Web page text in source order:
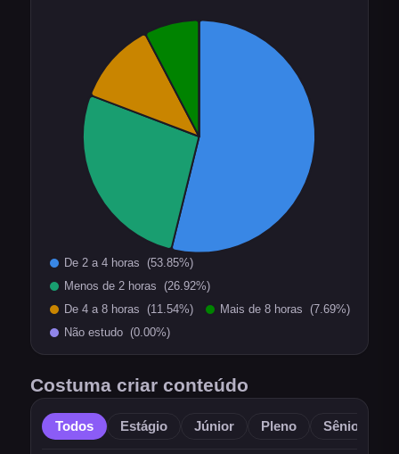
Costuma criar conteúdo
Todos Estágio Júnior Pleno Sênior